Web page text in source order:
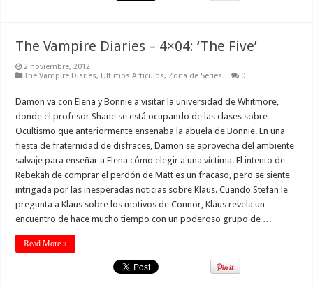
The Vampire Diaries – 4×04: ‘The Five’
2 noviembre, 2012
The Vampire Diaries, Ultimos Articulos, Zona de Series 0
Damon va con Elena y Bonnie a visitar la universidad de Whitmore,
donde el profesor Shane se está ocupando de las clases sobre
Ocultismo que anteriormente enseñaba la abuela de Bonnie. En una
fiesta de fraternidad de disfraces, Damon se aprovecha del ambiente
salvaje para enseñar a Elena cómo elegir a una víctima. El intento de
Rebekah de comprar el perdón de Matt es un fracaso, pero se siente
intrigada por las inesperadas noticias sobre Klaus. Cuando Stefan le
pregunta a Klaus sobre los motivos de Connor, Klaus revela un
encuentro de hace mucho tiempo con un poderoso grupo de …
Read More »